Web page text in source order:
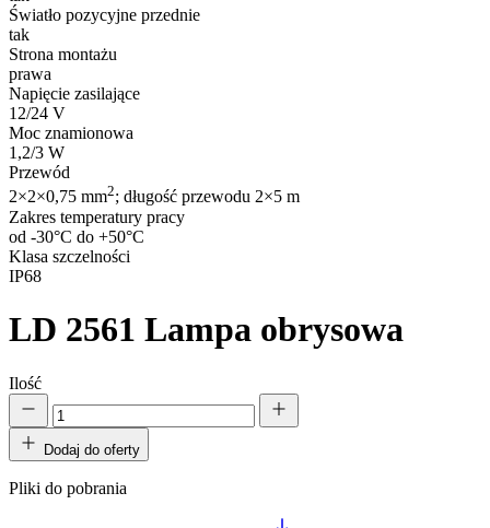
Światło pozycyjne przednie
tak
Strona montażu
prawa
Napięcie zasilające
12/24 V
Moc znamionowa
1,2/3 W
Przewód
2×2×0,75 mm2; długość przewodu 2×5 m
Zakres temperatury pracy
od -30°C do +50°C
Klasa szczelności
IP68
LD 2561 Lampa obrysowa
Ilość
Dodaj do oferty
Pliki do pobrania